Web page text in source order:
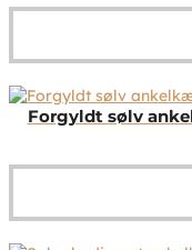
Forgyldt sølv